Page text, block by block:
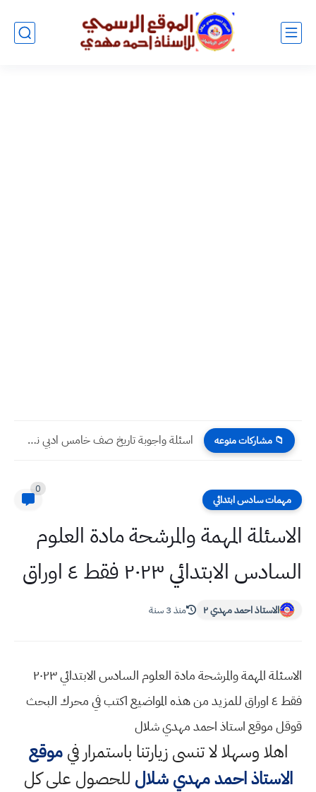
📁 مشاركات منوعه اسئلة واجوبة تاريخ صف خامس ادبي نصف السنة 2022 نهاية...
مهمات سادس ابتدائي
0
الاسئلة المهمة والمرشحة مادة العلوم
السادس الابتدائي ٢٠٢٣ فقط ٤ اوراق
الاستاذ احمد مهدي ٢ منذ 3 سنة
الاسئلة المهمة والمرشحة مادة العلوم السادس الابتدائي ٢٠٢٣
فقط ٤ اوراق للمزيد من هذه المواضيع اكتب في محرك البحث
قوقل موقع استاذ احمد مهدي شلال
اهلا وسهلالا تنسى زيارتنا باستمرار فيموقع
الاستاذ احمد مهدي شلال للحصول على كل